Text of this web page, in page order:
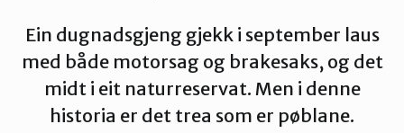
Bjørnafjorden
Hardanger
Ein dugnadsgjeng gjekk i september laus
med både motorsag og brakesaks, og det
midt i eit naturreservat. Men i denne
historia er det trea som er pøblane.